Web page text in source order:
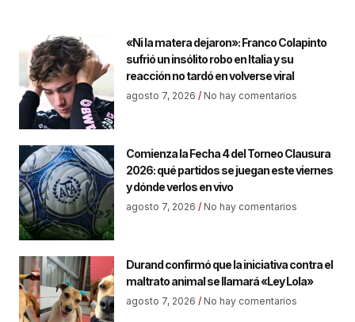
«Ni la matera dejaron»: Franco Colapinto
sufrió un insólito robo en Italia y su
reacción no tardó en volverse viral
agosto 7, 2026 No hay comentarios
Comienza la Fecha 4 del Torneo Clausura
2026: qué partidos se juegan este viernes
y dónde verlos en vivo
agosto 7, 2026 No hay comentarios
Durand confirmó que la iniciativa contra el
maltrato animal se llamará «Ley Lola»
agosto 7, 2026 No hay comentarios